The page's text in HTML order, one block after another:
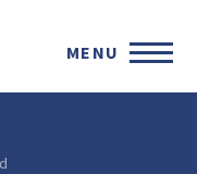
MENU